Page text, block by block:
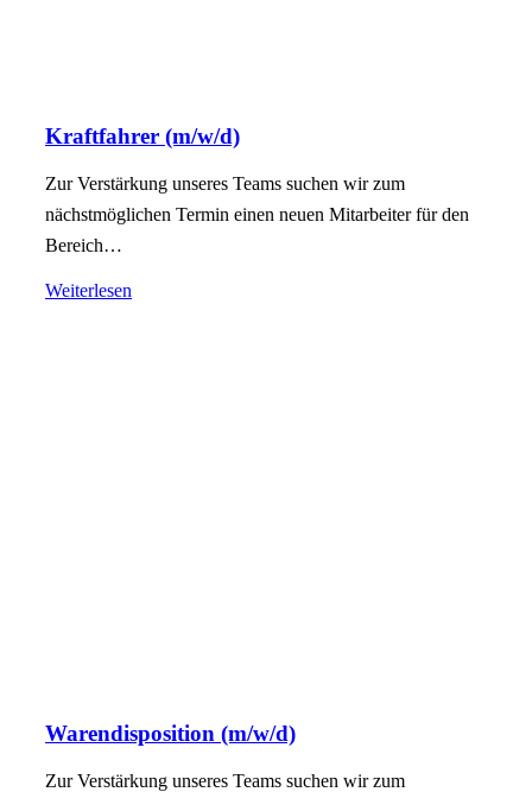
Kraftfahrer (m/w/d)
Zur Verstärkung unseres Teams suchen wir zum
nächstmöglichen Termin einen neuen Mitarbeiter für den
Bereich…
Weiterlesen
Warendisposition (m/w/d)
Zur Verstärkung unseres Teams suchen wir zum